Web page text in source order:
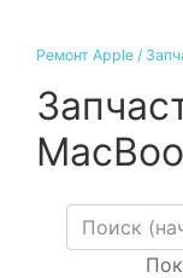
Ремонт Apple /